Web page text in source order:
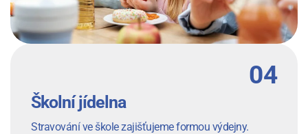
Školní jídelna
Stravování ve škole zajišťujeme formou výdejny.